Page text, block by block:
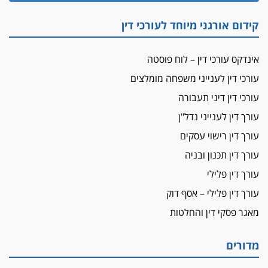
מאסר לעורך הדין
פיקטיביות בשם פלסטינים
על המידתיות
ביה"ד המשמעתי ביטל השעיה לצמיתות של
עורכת-דין שהביעה שמחה ב-7 באוקטובר
אשם
עו"ד הלל בבייב הורשע בהונאת עשרות לקוחות,
ההסדר: 7-9 שנות מאסר
דין ומקרקעין
עורך דין ברמת השרון נחקר בחשד למרמה בעסקת
תובעת משטרתית פוטרה בחשד לעישון סמים
שנחשף בפעילות בלשים בטלגרם
קידום אורגני מיוחד לעורכי דין
אינדקס עורכי דין – לוח פוסטה
עורכי דין לענייני משפחה מומלצים
עורכי דין דיני תעבורה
עורך דין לענייני נדל"ן
עורך דין רישוי עסקים
עורך דין תכנון ובניה
עורך דין פלילי
עורך דין פלילי – אסף דוק
מאגר פסקי דין והחלטות
מדורים